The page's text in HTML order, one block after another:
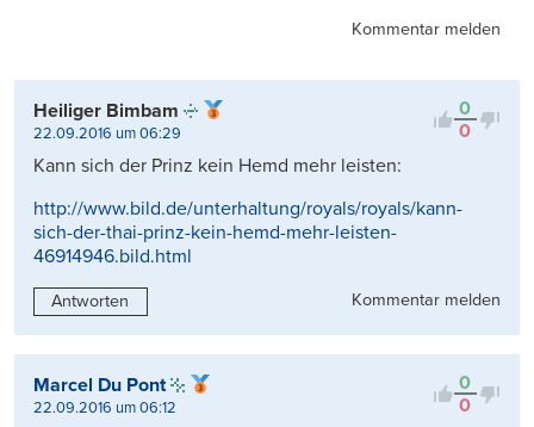
Kommentar melden
0
0
Heiliger Bimbam
22.09.2016 um 06:29
Kann sich der Prinz kein Hemd mehr leisten:
http://www.bild.de/unterhaltung/royals/royals/kann-
sich-der-thai-prinz-kein-hemd-mehr-leisten-
46914946.bild.html
Antworten Kommentar melden
0
0
Marcel Du Pont
22.09.2016 um 06:12